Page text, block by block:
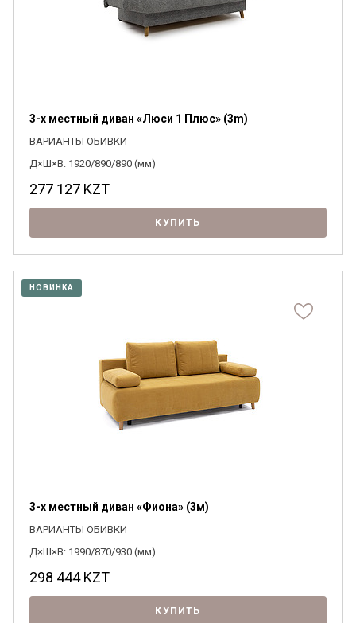
3-х местный диван «Люси 1 Плюс» (3m)
ВАРИАНТЫ ОБИВКИ
Д×Ш×В: 1920/890/890 (мм)
277 127 KZT
КУПИТЬ
НОВИНКА
3-х местный диван «Фиона» (3м)
ВАРИАНТЫ ОБИВКИ
Д×Ш×В: 1990/870/930 (мм)
298 444KZT
КУПИТЬ